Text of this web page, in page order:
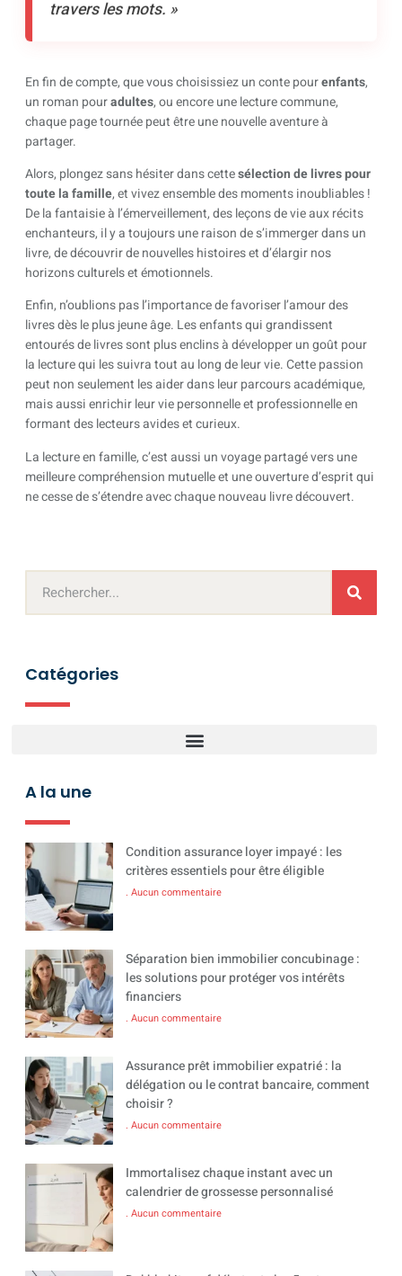
travers les mots. »
En fin de compte, que vous choisissiez un conte pourenfants,
un roman pouradultes, ou encore une lecture commune,
chaque page tournée peut être une nouvelle aventure à
partager.
Alors, plongez sans hésiter dans cettesélection de livres pour
toute la famille, et vivez ensemble des moments inoubliables !
De la fantaisie à l’émerveillement, des leçons de vie aux récits
enchanteurs, il y a toujours une raison de s’immerger dans un
livre, de découvrir de nouvelles histoires et d’élargir nos
horizons culturels et émotionnels.
Enfin, n’oublions pas l’importance de favoriser l’amour des
livres dès le plus jeune âge. Les enfants qui grandissent
entourés de livres sont plus enclins à développer un goût pour
la lecture qui les suivra tout au long de leur vie. Cette passion
peut non seulement les aider dans leur parcours académique,
mais aussi enrichir leur vie personnelle et professionnelle en
formant des lecteurs avides et curieux.
La lecture en famille, c’est aussi un voyage partagé vers une
meilleure compréhension mutuelle et une ouverture d’esprit qui
ne cesse de s’étendre avec chaque nouveau livre découvert.
Catégories
A la une
Condition assurance loyer impayé : les
critères essentiels pour être éligible
Aucun commentaire
Séparation bien immobilier concubinage :
les solutions pour protéger vos intérêts
financiers
Aucun commentaire
Assurance prêt immobilier expatrié : la
délégation ou le contrat bancaire, comment
choisir ?
Aucun commentaire
Immortalisez chaque instant avec un
calendrier de grossesse personnalisé
Aucun commentaire